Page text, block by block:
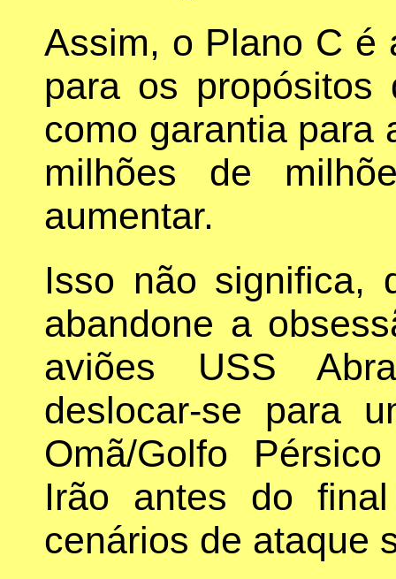
Assim, o Plano C é
para os
como garantia para
milhões de
aumentar.
Isso não significa,
abandone a
aviões USS
deslocar-se para
Omã/Golfo
Irão antes do
cenários de ataque